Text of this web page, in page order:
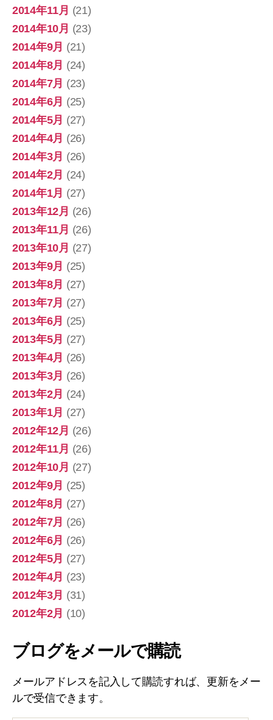
2014年11月 (21)
2014年10月 (23)
2014年9月 (21)
2014年8月 (24)
2014年7月 (23)
2014年6月 (25)
2014年5月 (27)
2014年4月 (26)
2014年3月 (26)
2014年2月 (24)
2014年1月 (27)
2013年12月 (26)
2013年11月 (26)
2013年10月 (27)
2013年9月 (25)
2013年8月 (27)
2013年7月 (27)
2013年6月 (25)
2013年5月 (27)
2013年4月 (26)
2013年3月 (26)
2013年2月 (24)
2013年1月 (27)
2012年12月 (26)
2012年11月 (26)
2012年10月 (27)
2012年9月 (25)
2012年8月 (27)
2012年7月 (26)
2012年6月 (26)
2012年5月 (27)
2012年4月 (23)
2012年3月 (31)
2012年2月 (10)
ブログをメールで購読
メールアドレスを記入して購読すれば、更新をメー
ルで受信できます。